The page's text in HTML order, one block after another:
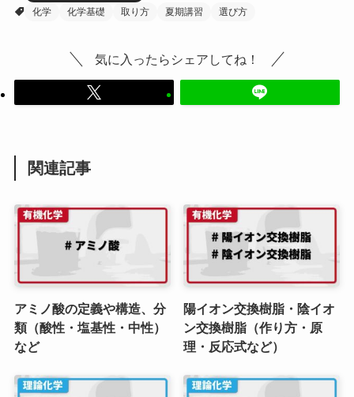
化学
化学基礎 取り方 夏期講習 選び方
気に入ったらシェアしてね！
関連記事
アミノ酸の定義や構造、分
類（酸性・塩基性・中性）
など
陽イオン交換樹脂・陰イオ
ン交換樹脂（作り方・原
理・反応式など）